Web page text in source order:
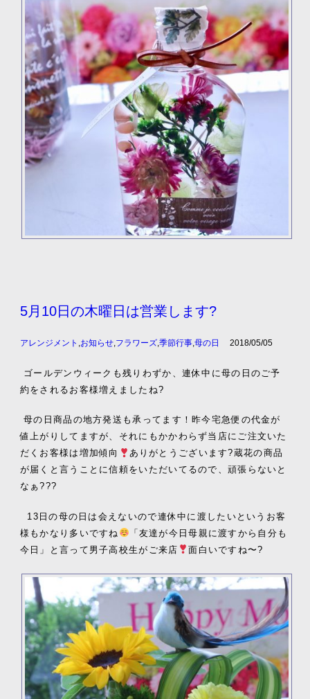
5月10日の木曜日は営業します?
アレンジメント ,お知らせ,フラワーズ,季節行事,母の日 2018/05/05
ゴールデンウィークも残りわずか、連休中に母の日のご予
約をされるお客様増えましたね?
母の日商品の地方発送も承ってます！昨今宅急便の代金が
値上がりしてますが、それにもかかわらず当店にご注文いた
だくお客様は増加傾向
ありがとうございます?蔵花の商品
が届くと言うことに信頼をいただいてるので、頑張らないと
なぁ???
13日の母の日は会えないので連休中に渡したいというお客
様もかなり多いですね
「友達が今日母親に渡すから自分も
今日」と言って男子高校生がご来店
面白いですね〜?